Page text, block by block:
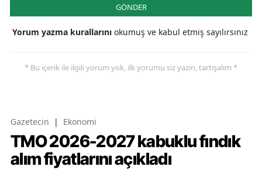
GÖNDER
Yorum yazma kurallarını okumuş ve kabul etmiş sayılırsınız
* Bu içerik ile ilgili yorum yok, ilk yorumu siz yazın, tartışalım *
Gazetecin | Ekonomi
TMO 2026-2027 kabuklu fındık
alım fiyatlarını açıkladı